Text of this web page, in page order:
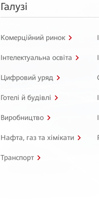
Галузі
Комерційний ринок
Інтелектуальна освіта
Цифровий уряд
Готелі й будівлі
Виробництво
Нафта, газ та хімікати
Транспорт